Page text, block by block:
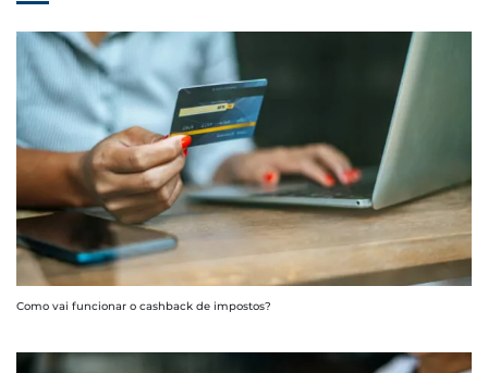
Como vai funcionar o cashback de impostos?